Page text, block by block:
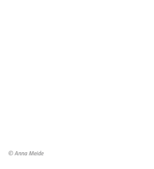
© Anna Meide